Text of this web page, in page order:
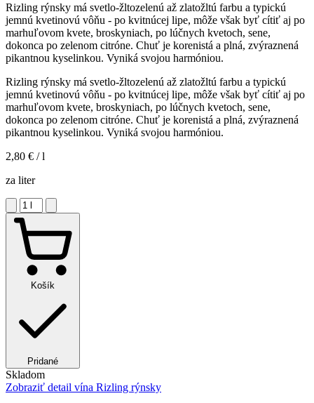
Rizling rýnsky má svetlo-žltozelenú až zlatožltú farbu a typickú
jemnú kvetinovú vôňu - po kvitnúcej lipe, môže však byť cítiť aj po
marhuľovom kvete, broskyniach, po lúčnych kvetoch, sene,
dokonca po zelenom citróne. Chuť je korenistá a plná, zvýraznená
pikantnou kyselinkou. Vyniká svojou harmóniou.
Rizling rýnsky má svetlo-žltozelenú až zlatožltú farbu a typickú
jemnú kvetinovú vôňu - po kvitnúcej lipe, môže však byť cítiť aj po
marhuľovom kvete, broskyniach, po lúčnych kvetoch, sene,
dokonca po zelenom citróne. Chuť je korenistá a plná, zvýraznená
pikantnou kyselinkou. Vyniká svojou harmóniou.
2,80 € / l
za liter
Košík
Pridané
Skladom
Zobraziť detail vína Rizling rýnsky